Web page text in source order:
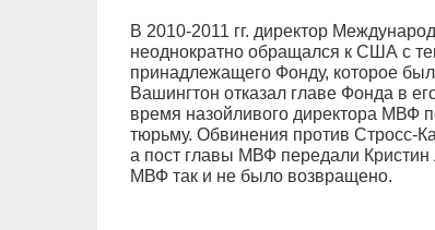
В 2010-2011 гг. директор
неоднократно обращался к США с
принадлежащего Фонду, которое
Вашингтон отказал главе Фонда в
время назойливого директора МВФ
тюрьму. Обвинения против Стросс-
а пост главы МВФ передали
МВФ так и не было возвращено.